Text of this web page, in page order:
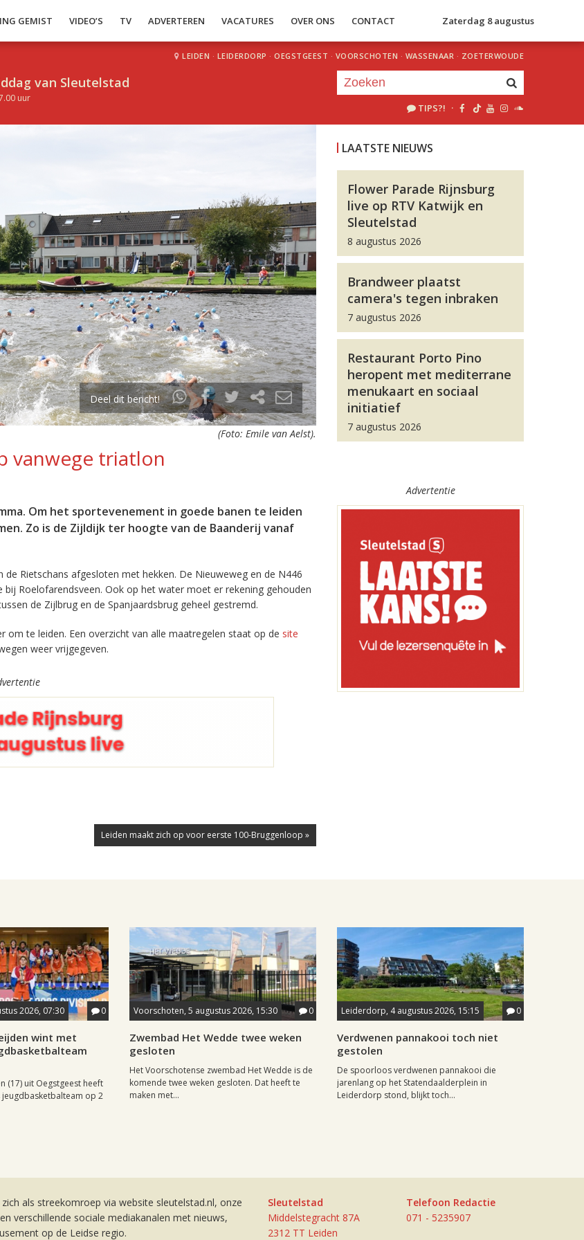
GEMIST VIDEO’S TV ADVERTEREN VACATURES OVER ONS CONTACT Zaterdag 8 augustus
van Sleutelstad
uur
LEIDEN · LEIDERDORP · OEGSTGEEST · VOORSCHOTEN · WASSENAAR · ZOETERWOUDE
TIPS?! ·
Deel dit bericht!
(Foto: Emile van Aelst).
vanwege triatlon
Om het sportevenement in goede banen te leiden
Zo is de Zijldijk ter hoogte van de Baanderij vanaf
Rietschans afgesloten met hekken. De Nieuweweg en de N446
Roelofarendsveen. Ook op het water moet er rekening gehouden
de Zijlbrug en de Spanjaardsbrug geheel gestremd.
om te leiden. Een overzicht van alle maatregelen staat op de site
weer vrijgegeven.
Leiden maakt zich op voor eerste 100-Bruggenloop »
LAATSTE NIEUWS
Flower Parade Rijnsburg
live op RTV Katwijk en
Sleutelstad
8 augustus 2026
Brandweer plaatst
camera's tegen inbraken
7 augustus 2026
Restaurant Porto Pino
heropent met mediterrane
menukaart en sociaal
initiatief
7 augustus 2026
Advertentie
2026, 07:30 0
wint met
(17) uit Oegstgeest heeft
op 2
Voorschoten, 5 augustus 2026, 15:30 0
Zwembad Het Wedde twee weken
gesloten
Het Voorschotense zwembad Het Wedde is de
komende twee weken gesloten. Dat heeft te
maken met...
Leiderdorp, 4 augustus 2026, 15:15 0
Verdwenen pannakooi toch niet
gestolen
De spoorloos verdwenen pannakooi die
jarenlang op het Statendaalderplein in
Leiderdorp stond, blijkt toch...
als streekomroep via website sleutelstad.nl, onze
verschillende sociale mediakanalen met nieuws,
op de Leidse regio.
Sleutelstad
Middelstegracht 87A
2312 TT Leiden
Telefoon Redactie
071 - 5235907